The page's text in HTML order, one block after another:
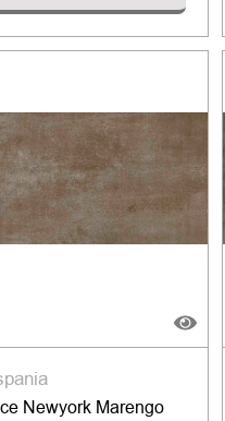
Newyork Marengo